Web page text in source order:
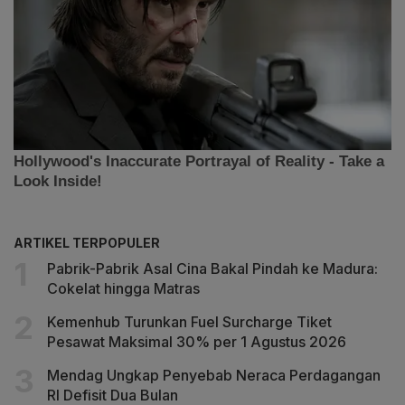
ARTIKEL TERPOPULER
Pabrik-Pabrik Asal Cina Bakal Pindah ke Madura:
Cokelat hingga Matras
Kemenhub Turunkan Fuel Surcharge Tiket
Pesawat Maksimal 30% per 1 Agustus 2026
Mendag Ungkap Penyebab Neraca Perdagangan
RI Defisit Dua Bulan